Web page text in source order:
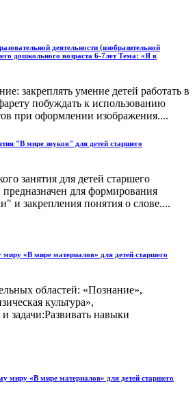
деятельности (изобразительной
дошкольного возраста 6-7лет Тема: «Я в
закреплять умение детей работать в
побуждать к использованию
при оформлении изображения....
"В мире звуков" для детей старшего
занятия для детей старшего
предназначен для формирования
и закрепления понятия о слове....
«В мире материалов» для детей старшего
областей: «Познание»,
культура»,
задачи:Развивать навыки
миру «В мире материалов» для детей старшего